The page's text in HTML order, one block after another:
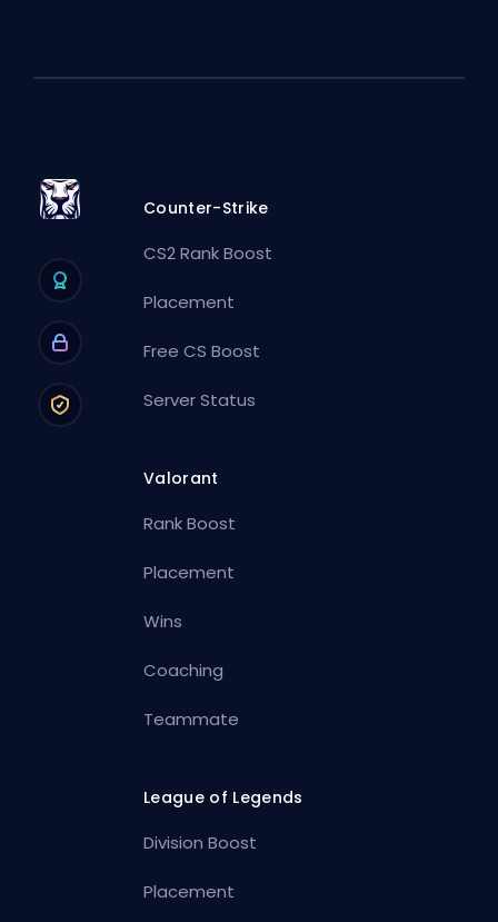
Counter-Strike
CS2 Rank Boost
Placement
Free CS Boost
Server Status
Valorant
Rank Boost
Placement
Wins
Coaching
Teammate
League of Legends
Division Boost
Placement